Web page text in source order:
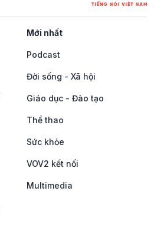
Mới nhất
Podcast
Đời sống - Xã hội
Giáo dục - Đào tạo
Thể thao
Sức khỏe
VOV2 kết nối
Multimedia